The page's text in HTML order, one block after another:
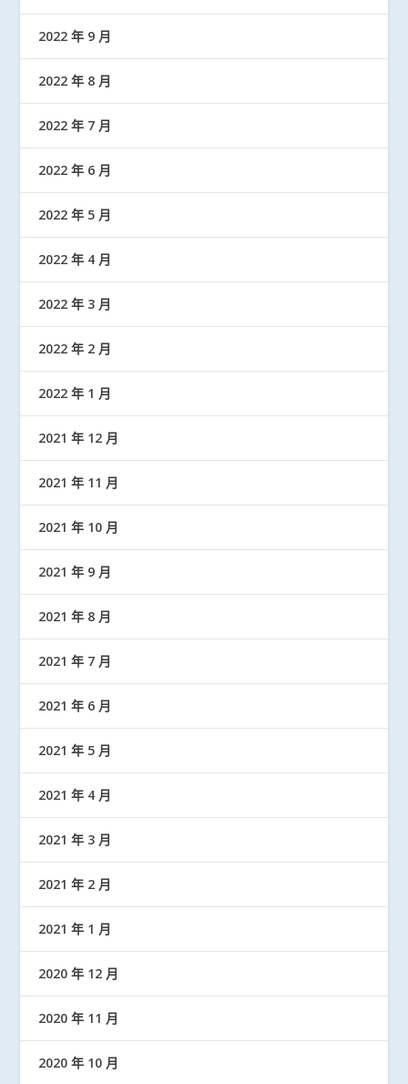
2022 年 9 月
2022 年 8 月
2022 年 7 月
2022 年 6 月
2022 年 5 月
2022 年 4 月
2022 年 3 月
2022 年 2 月
2022 年 1 月
2021 年 12 月
2021 年 11 月
2021 年 10 月
2021 年 9 月
2021 年 8 月
2021 年 7 月
2021 年 6 月
2021 年 5 月
2021 年 4 月
2021 年 3 月
2021 年 2 月
2021 年 1 月
2020 年 12 月
2020 年 11 月
2020 年 10 月